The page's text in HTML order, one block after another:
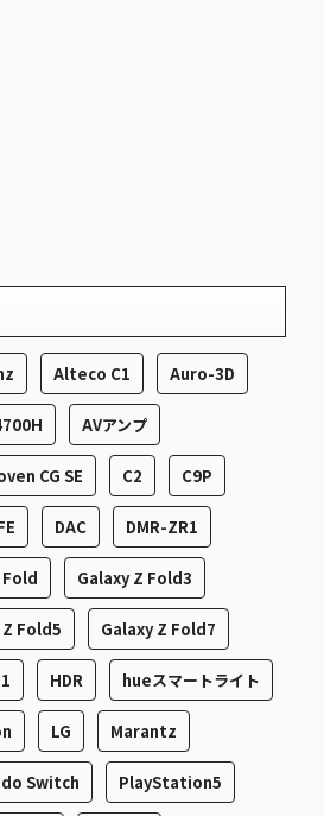
Alteco C1 Auro-3D
AVアンプ
CG SE C2 C9P
DAC DMR-ZR1
Fold Galaxy Z Fold3
Fold5 Galaxy Z Fold7
HDR hueスマートライト
LG Marantz
Switch PlayStation5